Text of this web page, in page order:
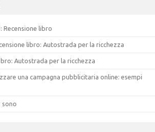
Recensione libro
libro: Autostrada per la ricchezza
Autostrada per la ricchezza
una campagna pubblicitaria online: esempi
sono